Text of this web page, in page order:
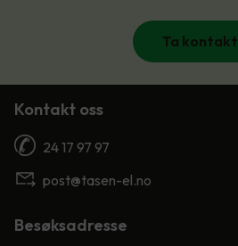
Ta kontakt
Kontakt oss
24 17 97 97
post@tasen-el.no
Besøksadresse